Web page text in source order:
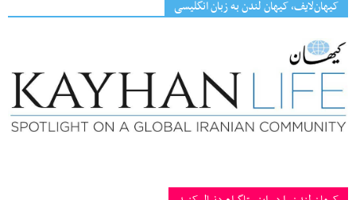
کیهان‌لایف، کیهان لندن به زبان انگلیسی